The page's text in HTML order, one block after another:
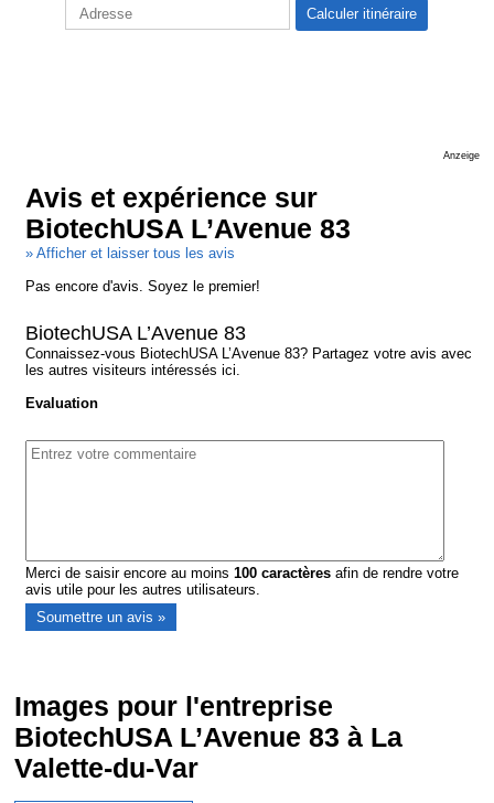
Anzeige
Avis et expérience sur
BiotechUSA L’Avenue 83
» Afficher et laisser tous les avis
Pas encore d'avis. Soyez le premier!
BiotechUSA L’Avenue 83
Connaissez-vous BiotechUSA L’Avenue 83? Partagez votre avis avec
les autres visiteurs intéressés ici.
Evaluation
Merci de saisir encore au moins100 caractères afin de rendre votre
avis utile pour les autres utilisateurs.
Images pour l'entreprise
BiotechUSA L’Avenue 83 à La
Valette-du-Var